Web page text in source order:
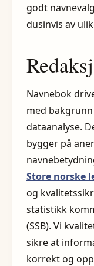
godt
dusinvis av
Navnebok
med
dataanalyse.
bygger på
Store norske
og
statistikk
(SSB). Vi
sikre at
korrekt og